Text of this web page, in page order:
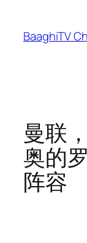
content
BaaghiTV
曼联
奥的
阵容